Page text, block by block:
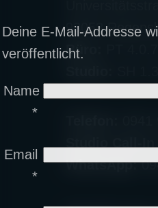
93053
Büro:
WhatsApp:
Deine E-Mail-Addresse
veröffentlicht.
Name
*
Email
*